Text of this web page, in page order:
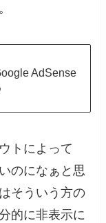
AdSense
トによって
のになぁと思
そういう方の
的に非表示に